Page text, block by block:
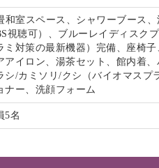
和室スペース、シャワーブース
視聴可）、ブルーレイディスク
ミ対策の最新機器）完備、座椅
アイロン、湯茶セット、館内着
シ/カミソリ/クシ（バイオマスプ
ナー、洗顔フォーム
5名